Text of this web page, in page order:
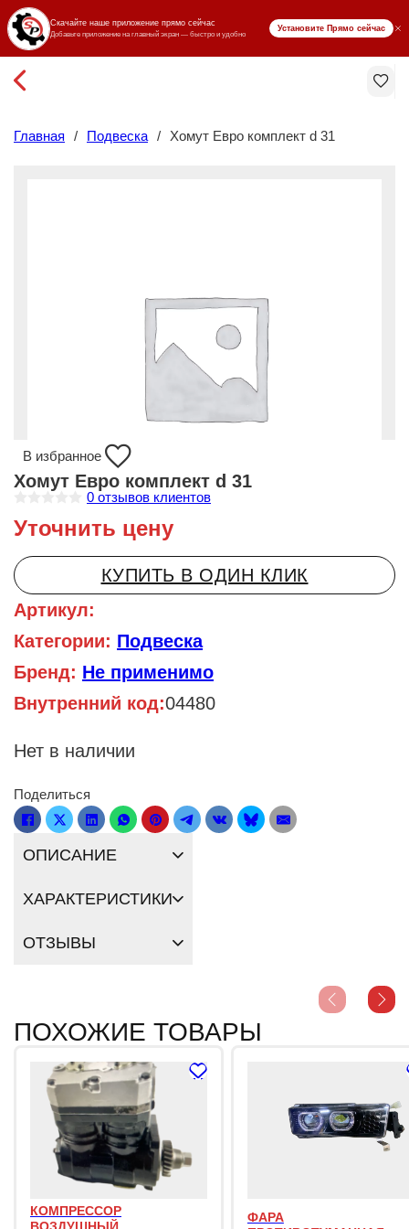
₸ KZT
Главная / Подвеска / Хомут Евро комплект d 31
В избранное
Хомут Евро комплект d 31
ц
е
к
а
0
и
з
5
0 отзывов клиентов
Уточнить цену
КУПИТЬ В ОДИН КЛИК
Артикул:
Категории: Подвеска
Бренд: Не применимо
Внутренний код:04480
Нет в наличии
Поделиться
ОПИСАНИЕ
ХАРАКТЕРИСТИКИ
ОТЗЫВЫ
ПОХОЖИЕ ТОВАРЫ
КОМПРЕССОР
ВОЗДУШНЫЙ
ФАРА